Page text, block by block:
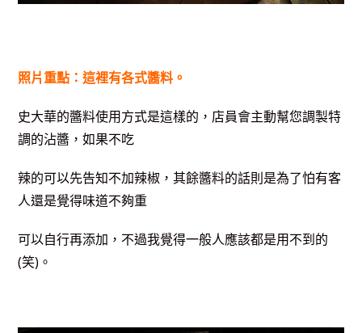
照片重點：這裡有各式醬料。
史大華的醬料使用方式是這樣的，店員會主動幫您調製特
調的沾醬，如果不吃
辣的可以先告知不加辣椒，其餘醬料的話則是為了怕有客
人還是覺得味道不夠重
可以自行再添加，不過我覺得一般人應該都是用不到的
(笑)。